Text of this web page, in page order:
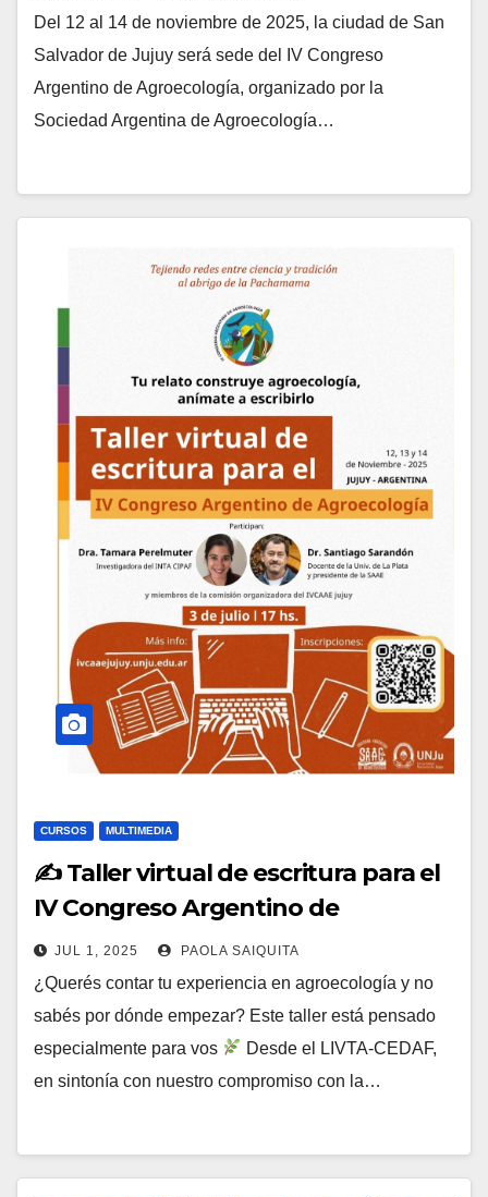
Agroecología
Del 12 al 14 de noviembre de 2025, la ciudad de San
Salvador de Jujuy será sede del IV Congreso
Argentino de Agroecología, organizado por la
Sociedad Argentina de Agroecología…
CURSOS MULTIMEDIA
✍️ Taller virtual de escritura para el
IV Congreso Argentino de
Agroecología
JUL 1, 2025 PAOLA SAIQUITA
¿Querés contar tu experiencia en agroecología y no
sabés por dónde empezar? Este taller está pensado
especialmente para vos
Desde el LIVTA-CEDAF,
en sintonía con nuestro compromiso con la…